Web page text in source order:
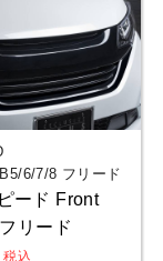
6/7/8 フリード
ード Front
リード
税込